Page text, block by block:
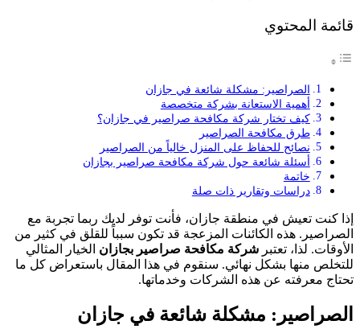
قائمة المحتوي
الصراصير: مشكلة شائعة في جازان
أهمية الاستعانة بشركة متخصصة
كيف تختار شركة مكافحة صراصير في جازان؟
طرق مكافحة الصراصير
نصائح للحفاظ على المنزل خالياً من الصراصير
أسئلة شائعة حول شركة مكافحة صراصير بجازان
خاتمة
دراسات وتقارير ذات صلة
إذا كنت تعيش في منطقة جازان، فأنت توفر لديك ربما تجربة مع
الصراصير. هذه الكائنات المزعجة قد تكون سبباً للقلق في كثير من
الأوقات. لذا، تعتبر شركة مكافحة صراصير بجازان الخيار المثالي
للتخلص منها بشكل نهائي. سنقوم في هذا المقال باستعراض كل ما
تحتاج معرفته عن هذه الشركات وخدماتها.
الصراصير: مشكلة شائعة في جازان